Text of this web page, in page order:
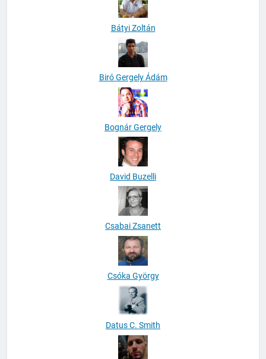
Bátyi Zoltán
Biró Gergely Ádám
Bognár Gergely
David Buzelli
Csabai Zsanett
Csóka György
Datus C. Smith